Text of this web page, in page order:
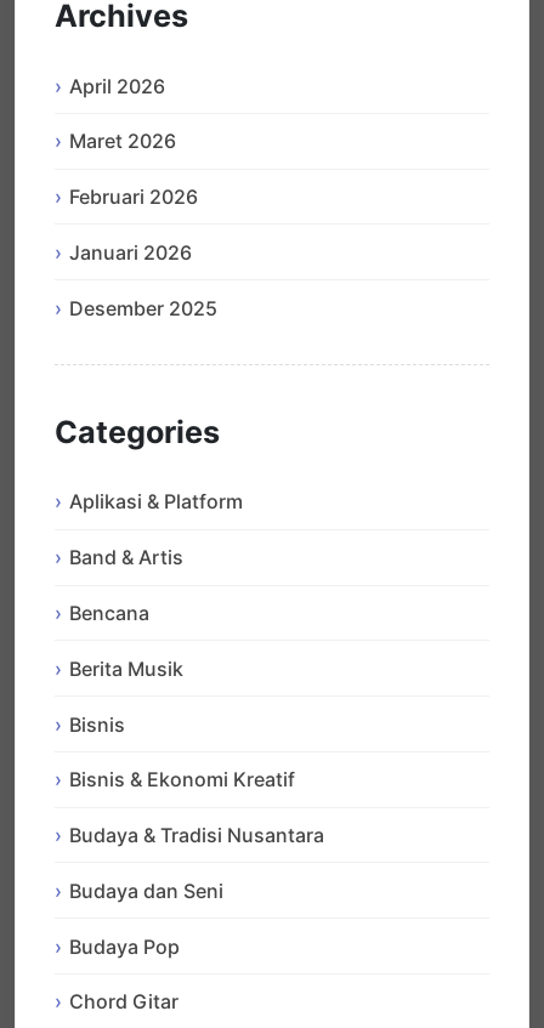
Archives
April 2026
Maret 2026
Februari 2026
Januari 2026
Desember 2025
Categories
Aplikasi & Platform
Band & Artis
Bencana
Berita Musik
Bisnis
Bisnis & Ekonomi Kreatif
Budaya & Tradisi Nusantara
Budaya dan Seni
Budaya Pop
Chord Gitar